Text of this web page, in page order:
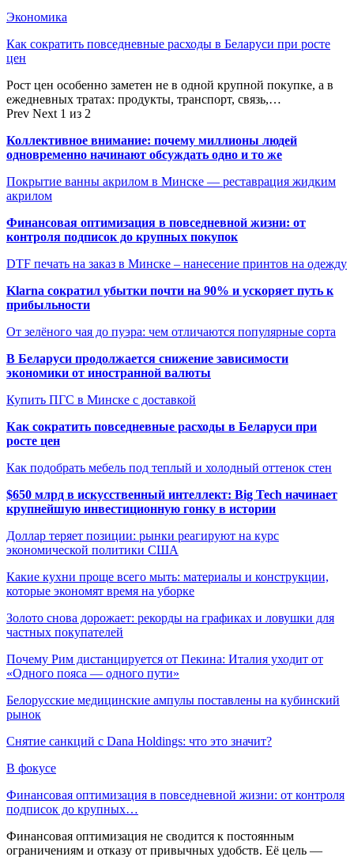
Экономика
Как сократить повседневные расходы в Беларуси при росте
цен
Рост цен особенно заметен не в одной крупной покупке, а в
ежедневных тратах: продукты, транспорт, связь,…
Prev Next 1 из 2
Коллективное внимание: почему миллионы людей
одновременно начинают обсуждать одно и то же
Покрытие ванны акрилом в Минске — реставрация жидким
акрилом
Финансовая оптимизация в повседневной жизни: от
контроля подписок до крупных покупок
DTF печать на заказ в Минске – нанесение принтов на одежду
Klarna сократил убытки почти на 90% и ускоряет путь к
прибыльности
От зелёного чая до пуэра: чем отличаются популярные сорта
В Беларуси продолжается снижение зависимости
экономики от иностранной валюты
Купить ПГС в Минске с доставкой
Как сократить повседневные расходы в Беларуси при
росте цен
Как подобрать мебель под теплый и холодный оттенок стен
$650 млрд в искусственный интеллект: Big Tech начинает
крупнейшую инвестиционную гонку в истории
Доллар теряет позиции: рынки реагируют на курс
экономической политики США
Какие кухни проще всего мыть: материалы и конструкции,
которые экономят время на уборке
Золото снова дорожает: рекорды на графиках и ловушки для
частных покупателей
Почему Рим дистанцируется от Пекина: Италия уходит от
«Одного пояса — одного пути»
Белорусские медицинские ампулы поставлены на кубинский
рынок
Снятие санкций с Dana Holdings: что это значит?
В фокусе
Финансовая оптимизация в повседневной жизни: от контроля
подписок до крупных…
Финансовая оптимизация не сводится к постоянным
ограничениям и отказу от привычных удобств. Её цель —